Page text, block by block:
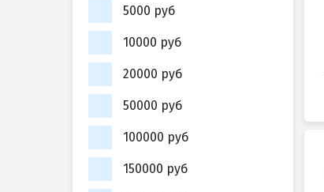
5000 руб
10000 руб
20000 руб
50000 руб
100000 руб
150000 руб